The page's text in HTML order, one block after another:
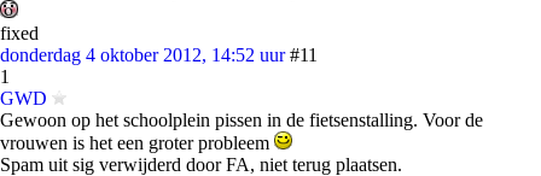
fixed
donderdag 4 oktober 2012, 14:52 uur #11
1
GWD
Gewoon op het schoolplein pissen in de fietsenstalling. Voor de
vrouwen is het een groter probleem
Spam uit sig verwijderd door FA, niet terug plaatsen.